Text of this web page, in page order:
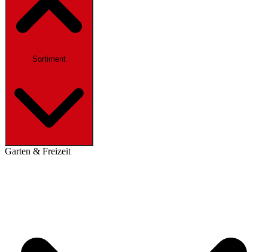
Sortiment
Garten & Freizeit